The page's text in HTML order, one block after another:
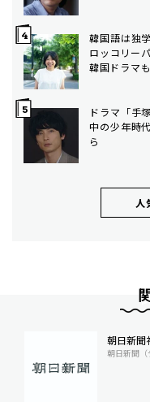
韓国語は独
ロッコリー
韓国ドラマ
ドラマ「手
中の少年時
ら
人
朝日新聞
朝日新聞（